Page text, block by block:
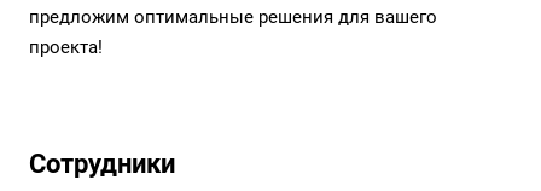
предложим оптимальные решения для вашего
проекта!
Сотрудники